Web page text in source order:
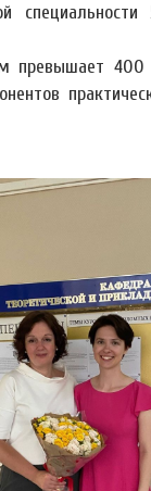
специальности
превышает 400